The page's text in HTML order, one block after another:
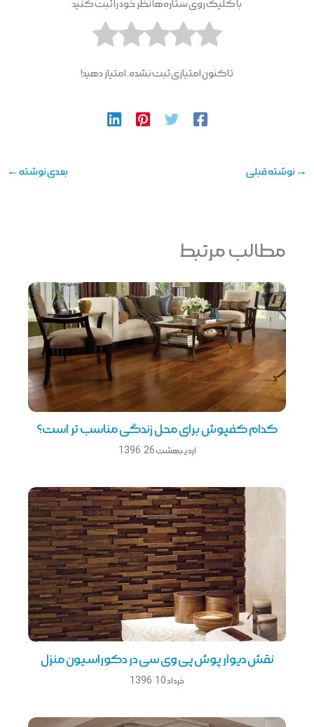
با کلیک روی ستاره‌ها نظر خود را ثبت کنید
تاکنون امتیازی ثبت نشده. امتیاز دهید!
→ نوشته قبلی بعدی نوشته ←
مطالب مرتبط
کدام کفپوش برای محل زندگی مناسب تر است؟
اردیبهشت 26, 1396
نقش ديوار پوش پی وی سی در دکوراسيون منزل
خرداد 10, 1396